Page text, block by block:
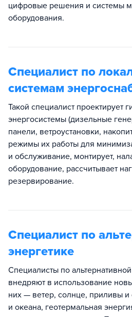
цифровые решения и системы
оборудования.
Специалист по
системам
Такой специалист проектирует
энергосистемы (дизельные
панели, ветроустановки,
режимы их работы для
и обслуживание, монтирует,
оборудование, рассчитывает
резервирование.
Специалист по
энергетике
Специалисты по
внедряют в использование
них — ветер, солнце, приливы
и океана, геотермальная